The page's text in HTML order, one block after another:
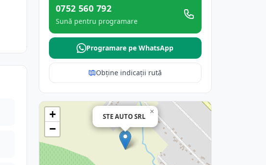
0752 560 792
Sună pentru programare
Programare pe WhatsApp
Obține indicații rută
STE AUTO SRL
×
+
−